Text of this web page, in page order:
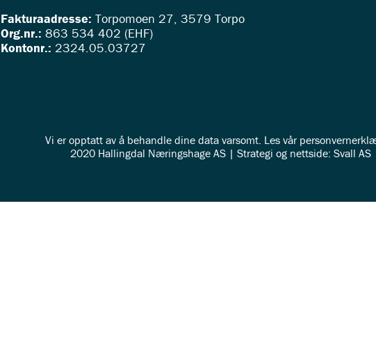
Fakturaadresse: Torpomoen 27, 3579 Torpo
Org.nr.: 863 534 402 (EHF)
Kontonr.: 2324.05.03727
Vi er opptatt av å behandle dine data varsomt. Les vår
2020 Hallingdal Næringshage AS | Strategi og nettside: Svall AS